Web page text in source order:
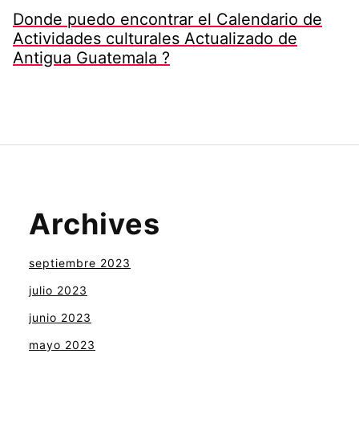
Donde puedo encontrar el Calendario de
Actividades culturales Actualizado de
Antigua Guatemala ?
Archives
septiembre 2023
julio 2023
junio 2023
mayo 2023